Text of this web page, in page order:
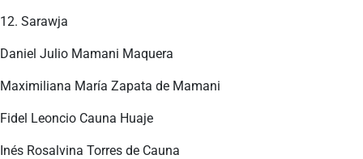
12. Sarawja
Daniel Julio Mamani Maquera
Maximiliana María Zapata de Mamani
Fidel Leoncio Cauna Huaje
Inés Rosalvina Torres de Cauna